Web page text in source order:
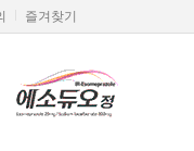
즐겨찾기